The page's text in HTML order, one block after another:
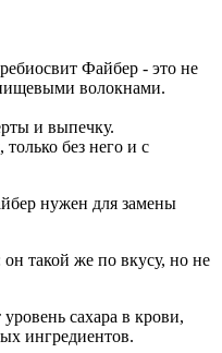
Файбер - это не
волокнами.
и выпечку.
только без него и с
нужен для замены
он такой же по вкусу, но не
сахара в крови,
ингредиентов.